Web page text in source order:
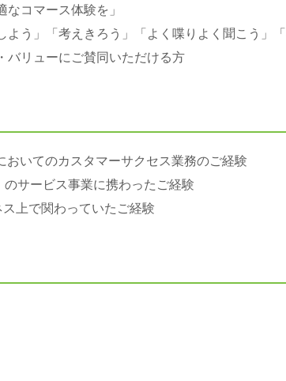
コマース体験を」
よう」「考えきろう」「よく喋りよく聞こう」
バリューにご賛同いただける方
いてのカスタマーサクセス業務のご経験
サービス事業に携わったご経験
上で関わっていたご経験